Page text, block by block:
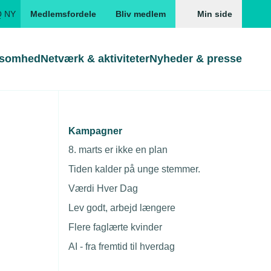
NY Medlemsfordele Bliv medlem Min side
Gå direkte til
Skabeloner og kontrakter
Beregn opsigelsesvarsel
Gå direkte til
Skabeloner
TEKNIQ app
Netværk & aktiviteterNyheder & presse
Kampagner
8. marts er ikke en plan
Tiden kalder på unge stemmer.
Værdi Hver Dag
Lev godt, arbejd længere
Flere faglærte kvinder
AI - fra fremtid til hverdag